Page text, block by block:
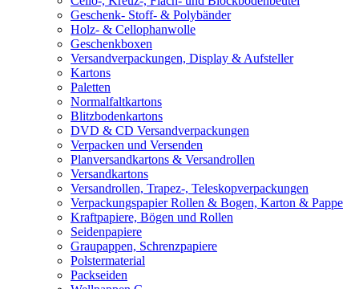
Geschenk- Stoff- & Polybänder
Holz- & Cellophanwolle
Geschenkboxen
Versandverpackungen, Display & Aufsteller
Kartons
Paletten
Normalfaltkartons
Blitzbodenkartons
DVD & CD Versandverpackungen
Verpacken und Versenden
Planversandkartons & Versandrollen
Versandkartons
Versandrollen, Trapez-, Teleskopverpackungen
Verpackungspapier Rollen & Bogen, Karton & Pappe
Kraftpapiere, Bögen und Rollen
Seidenpapiere
Graupappen, Schrenzpapiere
Polstermaterial
Packseiden